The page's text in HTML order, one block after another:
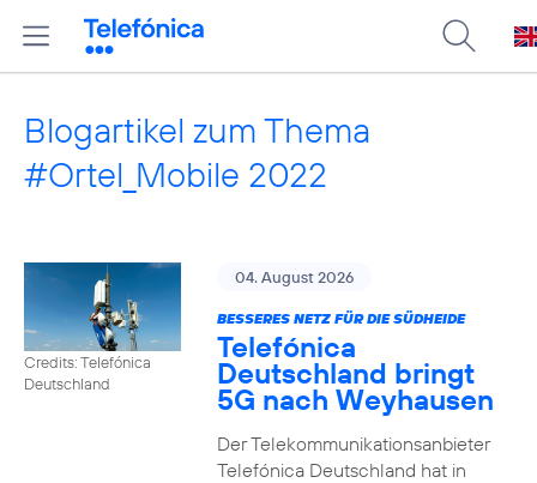
Blogartikel zum Thema
#Ortel_Mobile 2022
Credits: Telefónica
Deutschland
04. August 2026
BESSERES NETZ FÜR DIE SÜDHEIDE
Telefónica
Deutschland bringt
5G nach Weyhausen
Der Telekommunikationsanbieter
Telefónica Deutschland hat in